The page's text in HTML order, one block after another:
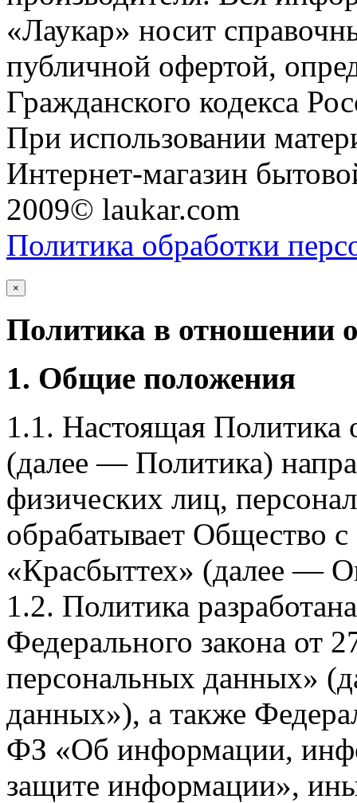
«Лаукар» носит
публичной офертой,
Гражданского кодекса
При использовании
Интернет-магазин
2009© laukar.com
Политика обработки
×
Политика в отношении
1. Общие положения
1.1. Настоящая Политика
(далее — Политика)
физических лиц,
обрабатывает Общество
«Красбыттех» (далее —
1.2. Политика
Федерального закона
персональных данных»
данных»), а также
ФЗ «Об информации,
защите информации»,